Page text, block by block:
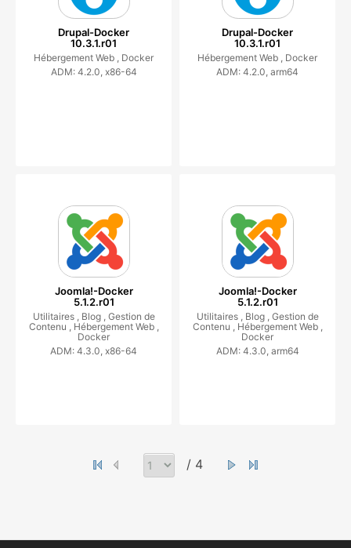
Drupal-Docker
10.3.1.r01
Hébergement Web , Docker
ADM: 4.2.0, x86-64
Drupal-Docker
10.3.1.r01
Hébergement Web , Docker
ADM: 4.2.0, arm64
Joomla!-Docker
5.1.2.r01
Utilitaires , Blog , Gestion de
Contenu , Hébergement Web ,
Docker
ADM: 4.3.0, x86-64
Joomla!-Docker
5.1.2.r01
Utilitaires , Blog , Gestion de
Contenu , Hébergement Web ,
Docker
ADM: 4.3.0, arm64
/ 4